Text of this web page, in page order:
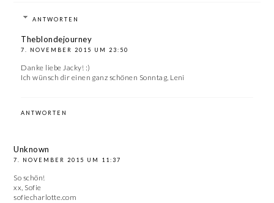
ANTWORTEN
Theblondejourney
7. NOVEMBER 2015 UM 23:50
Danke liebe Jacky! :)
Ich wünsch dir einen ganz schönen Sonntag, Leni
ANTWORTEN
Unknown
7. NOVEMBER 2015 UM 11:37
So schön!
xx, Sofie
sofiecharlotte.com